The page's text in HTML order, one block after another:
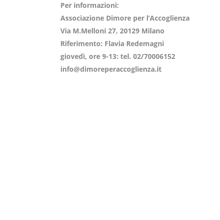
Per informazioni:
Associazione Dimore per l’Accoglienza
Via M.Melloni 27, 20129 Milano
Riferimento: Flavia Redemagni
giovedì, ore 9-13: tel. 02/70006152
info@dimoreperaccoglienza.it